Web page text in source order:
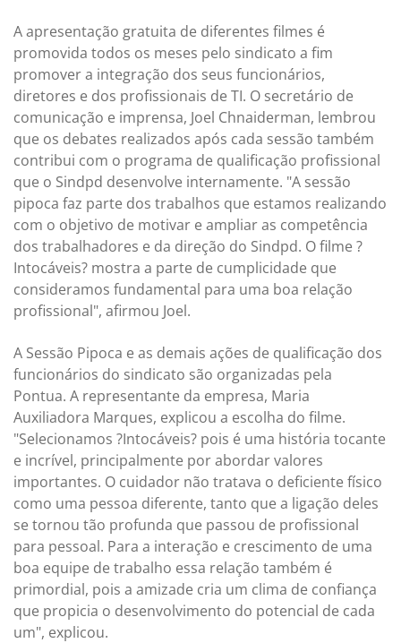
A apresentação gratuita de diferentes filmes é
promovida todos os meses pelo sindicato a fim
promover a integração dos seus funcionários,
diretores e dos profissionais de TI. O secretário de
comunicação e imprensa, Joel Chnaiderman, lembrou
que os debates realizados após cada sessão também
contribui com o programa de qualificação profissional
que o Sindpd desenvolve internamente. "A sessão
pipoca faz parte dos trabalhos que estamos realizando
com o objetivo de motivar e ampliar as competência
dos trabalhadores e da direção do Sindpd. O filme ?
Intocáveis? mostra a parte de cumplicidade que
consideramos fundamental para uma boa relação
profissional", afirmou Joel.
A Sessão Pipoca e as demais ações de qualificação dos
funcionários do sindicato são organizadas pela
Pontua. A representante da empresa, Maria
Auxiliadora Marques, explicou a escolha do filme.
"Selecionamos ?Intocáveis? pois é uma história tocante
e incrível, principalmente por abordar valores
importantes. O cuidador não tratava o deficiente físico
como uma pessoa diferente, tanto que a ligação deles
se tornou tão profunda que passou de profissional
para pessoal. Para a interação e crescimento de uma
boa equipe de trabalho essa relação também é
primordial, pois a amizade cria um clima de confiança
que propicia o desenvolvimento do potencial de cada
um", explicou.